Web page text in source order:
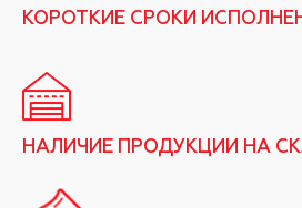
КОРОТКИЕ СРОКИ
НАЛИЧИЕ ПРОДУКЦИИ НА